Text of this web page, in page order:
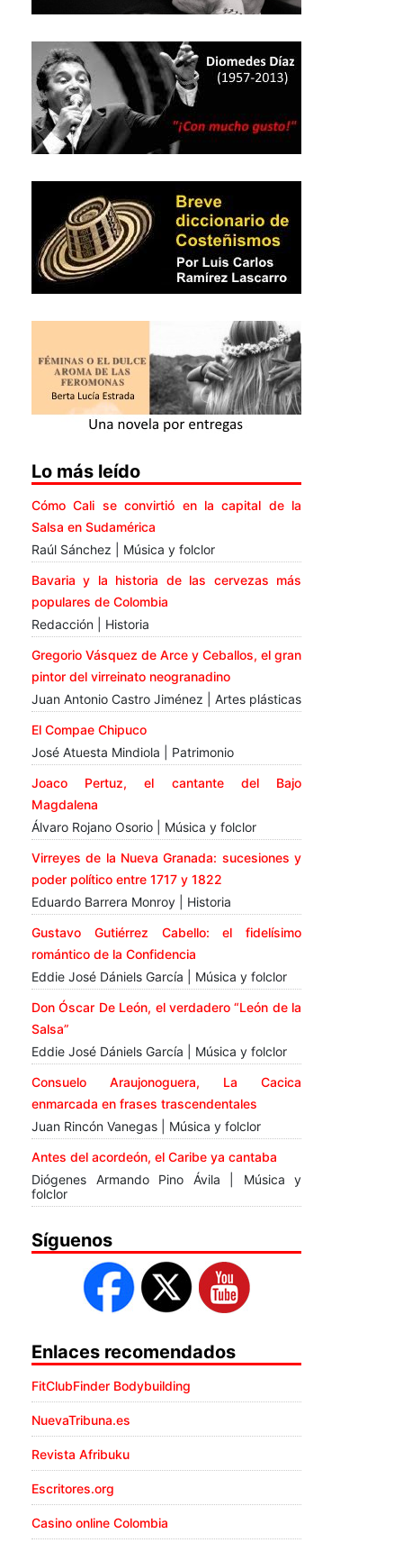
Lo más leído
Cómo Cali se convirtió en la capital de la
Salsa en Sudamérica
Raúl Sánchez | Música y folclor
Bavaria y la historia de las cervezas más
populares de Colombia
Redacción | Historia
Gregorio Vásquez de Arce y Ceballos, el gran
pintor del virreinato neogranadino
Juan Antonio Castro Jiménez | Artes plásticas
El Compae Chipuco
José Atuesta Mindiola | Patrimonio
Joaco Pertuz, el cantante del Bajo
Magdalena
Álvaro Rojano Osorio | Música y folclor
Virreyes de la Nueva Granada: sucesiones y
poder político entre 1717 y 1822
Eduardo Barrera Monroy | Historia
Gustavo Gutiérrez Cabello: el fidelísimo
romántico de la Confidencia
Eddie José Dániels García | Música y folclor
Don Óscar De León, el verdadero “León de la
Salsa”
Eddie José Dániels García | Música y folclor
Consuelo Araujonoguera, La Cacica
enmarcada en frases trascendentales
Juan Rincón Vanegas | Música y folclor
Antes del acordeón, el Caribe ya cantaba
Diógenes Armando Pino Ávila | Música y
folclor
Síguenos
Enlaces recomendados
FitClubFinder Bodybuilding
NuevaTribuna.es
Revista Afribuku
Escritores.org
Casino online Colombia